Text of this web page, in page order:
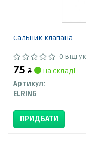
Сальник клапана
0
75 ₴
на складі
Артикул:
ELRING
ПРИДБАТИ